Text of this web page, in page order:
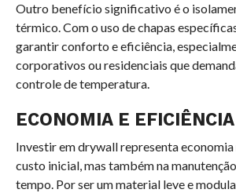
Outro benefício significativo é o
térmico. Com o uso de chapas
garantir conforto e eficiência,
corporativos ou residenciais que
controle de temperatura.
ECONOMIA E EFICIÊNCIA
Investir em drywall representa economia
custo inicial, mas também na
tempo. Por ser um material leve e